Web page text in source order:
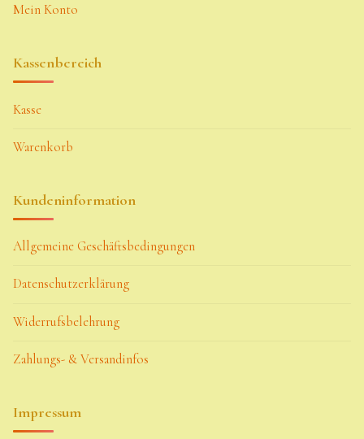
Mein Konto
Kassenbereich
Kasse
Warenkorb
Kundeninformation
Allgemeine Geschäftsbedingungen
Datenschutzerklärung
Widerrufsbelehrung
Zahlungs- & Versandinfos
Impressum